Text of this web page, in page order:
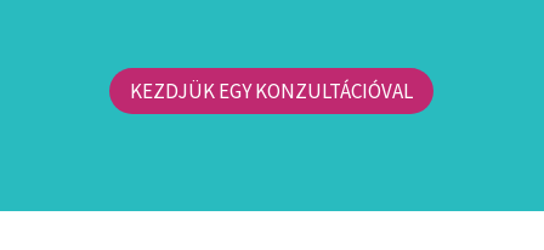
KEZDJÜK EGY KONZULTÁCIÓVAL